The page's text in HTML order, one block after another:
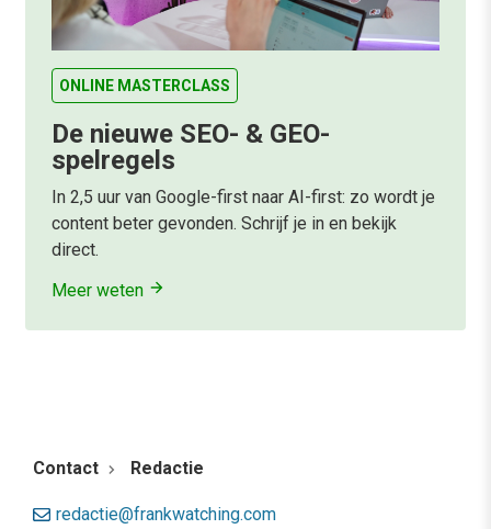
ONLINE MASTERCLASS
De nieuwe SEO- & GEO-
spelregels
In 2,5 uur van Google-first naar AI-first: zo wordt je
content beter gevonden. Schrijf je in en bekijk
direct.
Meer weten
Contact Redactie
redactie@frankwatching.com